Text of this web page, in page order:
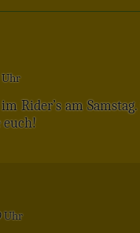
Uhr
Rider’s am
euch!
Uhr